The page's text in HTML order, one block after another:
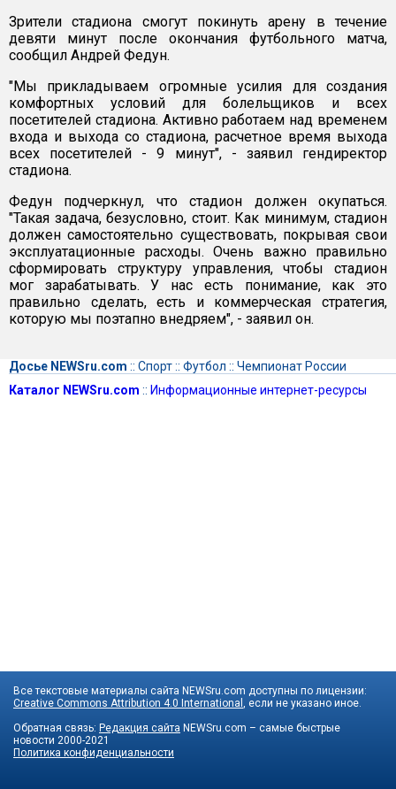
Зрители стадиона смогут покинуть арену в течение
девяти минут после окончания футбольного матча,
сообщил Андрей Федун.
"Мы прикладываем огромные усилия для создания
комфортных условий для болельщиков и всех
посетителей стадиона. Активно работаем над временем
входа и выхода со стадиона, расчетное время выхода
всех посетителей - 9 минут", - заявил гендиректор
стадиона.
Федун подчеркнул, что стадион должен окупаться.
"Такая задача, безусловно, стоит. Как минимум, стадион
должен самостоятельно существовать, покрывая свои
эксплуатационные расходы. Очень важно правильно
сформировать структуру управления, чтобы стадион
мог зарабатывать. У нас есть понимание, как это
правильно сделать, есть и коммерческая стратегия,
которую мы поэтапно внедряем", - заявил он.
Досье NEWSru.com :: Спорт:: Футбол :: Чемпионат России
Каталог NEWSru.com :: Информационные интернет-ресурсы
Все текстовые материалы сайта NEWSru.com доступны по лицензии:
Creative Commons Attribution 4.0 International
, если не указано иное.
Обратная связь: Редакция сайта NEWSru.com – самые быстрые
новости 2000-2021
Политика конфиденциальности